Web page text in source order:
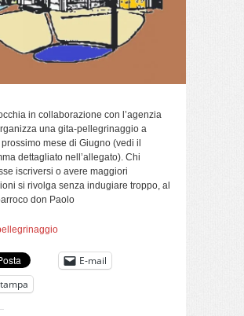
in collaborazione con l’agenzia
una gita-pellegrinaggio a
mese di Giugno (vedi il
dettagliato nell’allegato). Chi
iscriversi o avere maggiori
si rivolga senza indugiare troppo, al
don Paolo
E-mail